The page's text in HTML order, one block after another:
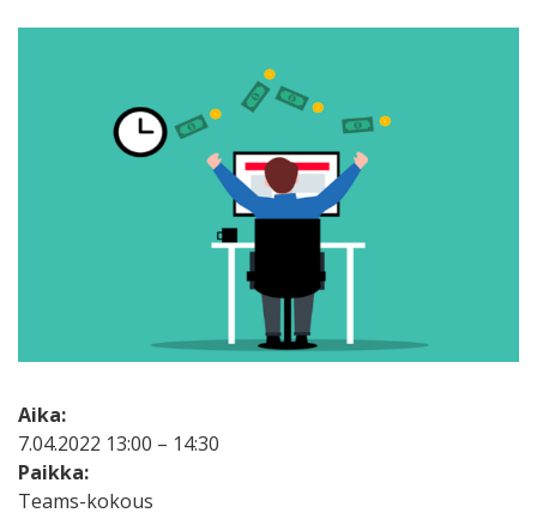
Aika:
7.04.2022 13:00 – 14:30
Paikka:
Teams-kokous